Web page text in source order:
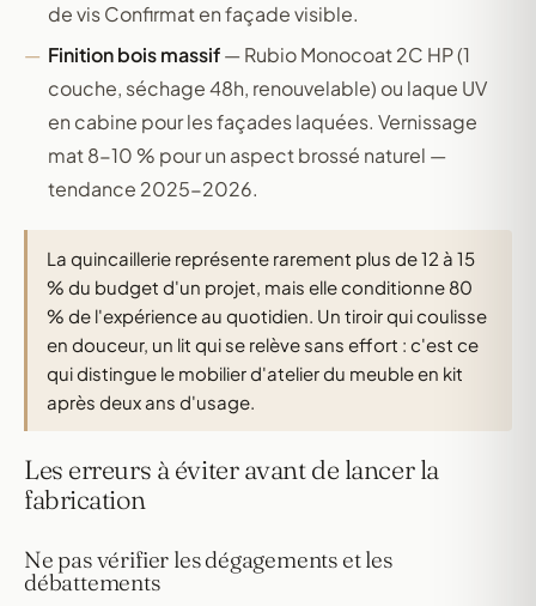
de vis Confirmat en façade visible.
Finition bois massif— Rubio Monocoat 2C HP (1
couche, séchage 48h, renouvelable) ou laque UV
en cabine pour les façades laquées. Vernissage
mat 8-10 % pour un aspect brossé naturel —
tendance 2025-2026.
La quincaillerie représente rarement plus de 12 à 15
% du budget d'un projet, mais elle conditionne 80
% de l'expérience au quotidien. Un tiroir qui coulisse
en douceur, un lit qui se relève sans effort : c'est ce
qui distingue le mobilier d'atelier du meuble en kit
après deux ans d'usage.
Les erreurs à éviter avant de lancer la
fabrication
Ne pas vérifier les dégagements et les
débattements